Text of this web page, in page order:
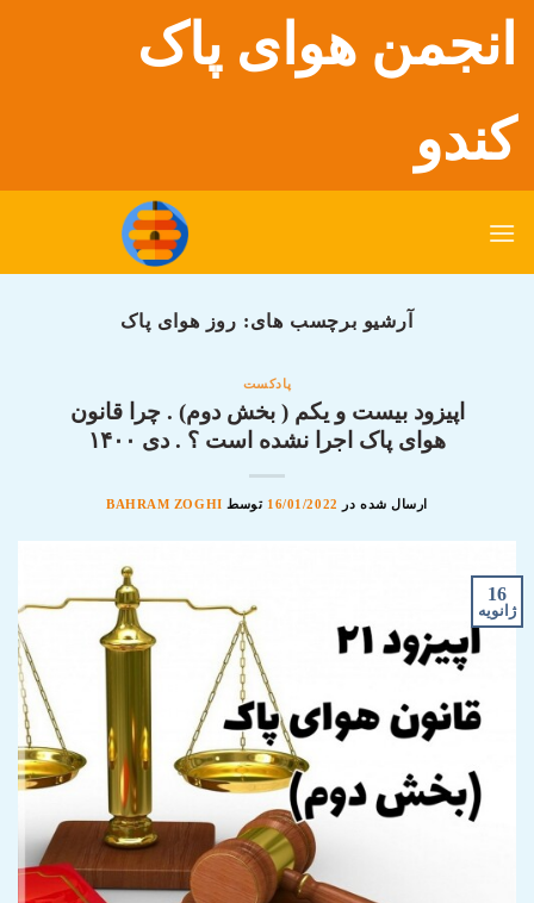
پرش
محتواانجمن هوای پاک
کندو
آرشیو برچسب های: روز هوای پاک
پادکست
اپیزود بیست و یکم ( بخش دوم) . چرا قانون
هوای پاک اجرا نشده است ؟ . دی ۱۴۰۰
ارسال شده در 16/01/2022 توسط BAHRAM ZOGHI
16
ژانویه